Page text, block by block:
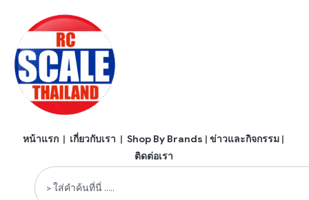
หน้าแรก | เกี่ยวกับเรา | Shop By Brands | ข่าวและกิจกรรม |
ติดต่อเรา